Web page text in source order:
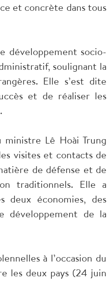
et concrète dans tous
développement socio-
soulignant la
Elle s’est dite
et de réaliser les
ministre Lê Hoài Trung
visites et contacts de
de défense et de
traditionnels. Elle a
deux économies, des
développement de la
à l’occasion du
les deux pays (24 juin